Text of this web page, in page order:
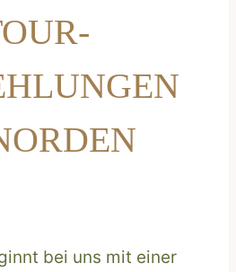
bei uns mit einer